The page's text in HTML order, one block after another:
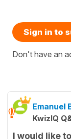
Sign in to
Don't have an
Emanuel
KwizIQ
I would like